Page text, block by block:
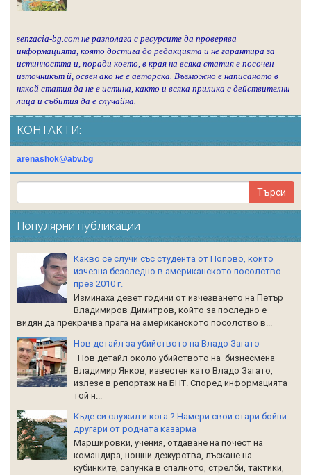
senzacia-bg.com не разполага с ресурсите да проверява
информацията, която достига до редакцията и не гарантира за
истинността и, поради което, в края на всяка статия е посочен
източникът й, освен ако не е авторска. Възможно е написаното в
някой статия да не е истина, както и всяка прилика с действителни
лица и събития да е случайна.
КОНТАКТИ:
arenashok@abv.bg
Популярни публикации
Какво се случи със студента от Попово, който
изчезна безследно в американското посолство
през 2010 г.
Изминаха девет години от изчезването на Петър
Владимиров Димитров, който за последно е
видян да прекрачва прага на американското посолство в...
Нов детайл за убийството на Владо Загато
Нов детайл около убийството на бизнесмена
Владимир Янков, известен като Владо Загато,
излезе в репортаж на БНТ. Според информацията
той н...
Къде си служил и кога ? Намери свои стари бойни
другари от родната казарма
Маршировки, учения, отдаване на почест на
командира, нощни дежурства, лъскане на
кубинките, сапунка в спалното, стрелби, тактики,